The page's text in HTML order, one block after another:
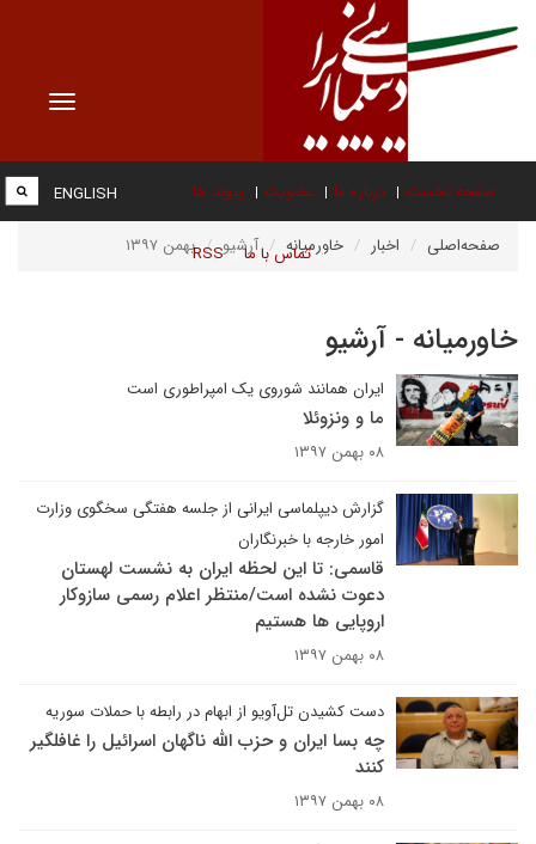
Toggle
صفحه نخست درباره ما عضویت پیوند ها
تماس با ما RSS
ENGLISH
صفحه‌اصلی اخبار خاورمیانه آرشیو بهمن ۱۳۹۷
خاورمیانه - آرشیو
ایران همانند شوروی یک امپراطوری است
ما و ونزوئلا
۰۸ بهمن ۱۳۹۷
گزارش دیپلماسی ایرانی از جلسه هفتگی سخگوی وزارت
امور خارجه با خبرنگاران
قاسمی: تا این لحظه ایران به نشست لهستان
دعوت نشده است/منتظر اعلام رسمی سازوکار
اروپایی ها هستیم
۰۸ بهمن ۱۳۹۷
دست کشیدن تل‌آویو از ابهام در رابطه با حملات سوریه
چه بسا ایران و حزب الله ناگهان اسرائیل را غافلگیر
کنند
۰۸ بهمن ۱۳۹۷